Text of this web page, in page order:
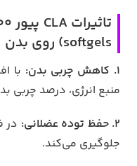
softgels) روی بدن
1. کاهش چربی بدن:
با
منبع انرژی، درصد
2. حفظ توده عضلانی:
در
جلوگیری می‌کند.